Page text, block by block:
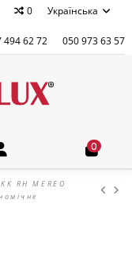
0 Українська
494 62 72 050 973 63 57
0
RH MEREO